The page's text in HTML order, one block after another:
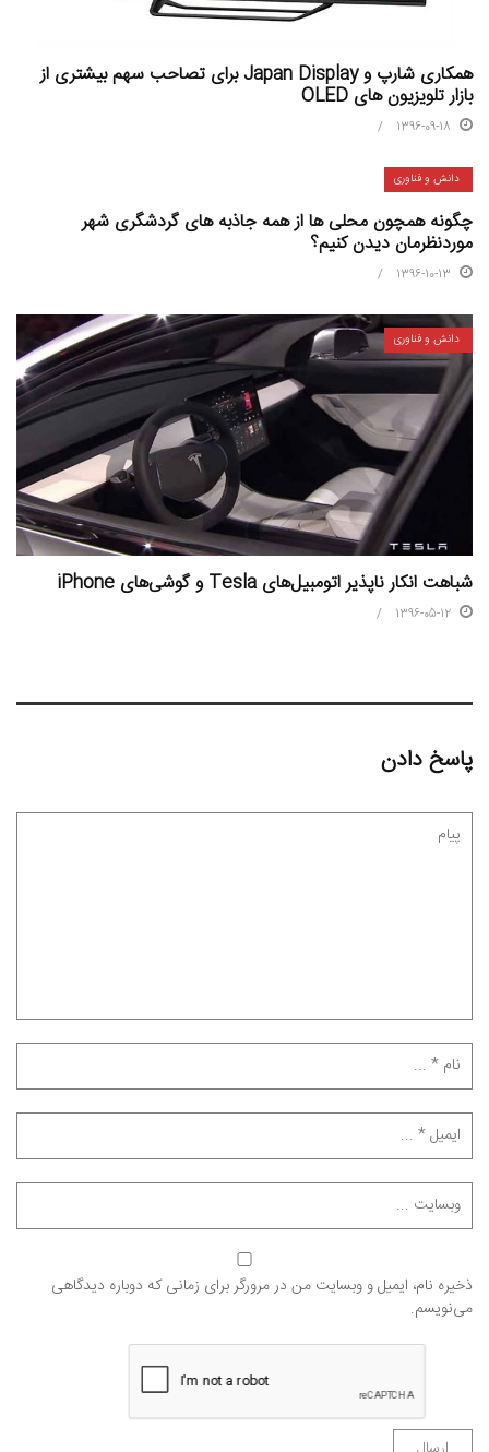
همکاری شارپ و Japan Display برای تصاحب سهم بیشتری از
بازار تلویزیون های OLED
1396-09-18
دانش و فناوری
چگونه همچون محلی ها از همه جاذبه های گردشگری شهر
موردنظرمان دیدن کنیم؟
1396-10-13
دانش و فناوری
شباهت انکار ناپذیر اتومبیل‌های Tesla و گوشی‌های iPhone
1396-05-12
پاسخ دادن
ذخیره نام، ایمیل و وبسایت من در مرورگر برای زمانی که دوباره دیدگاهی
می‌نویسم.